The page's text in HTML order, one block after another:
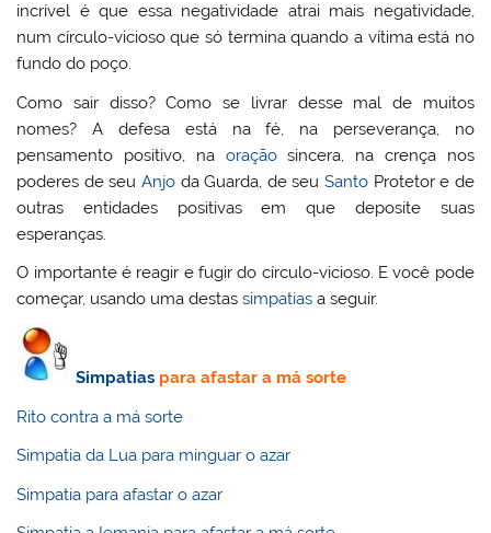
incrível é que essa negatividade atrai mais negatividade,
num círculo-vicioso que só termina quando a vítima está no
fundo do poço.
Como sair disso? Como se livrar desse mal de muitos
nomes? A defesa está na fé, na perseverança, no
pensamento positivo, na oraçãosincera, na crença nos
poderes de seu Anjo da Guarda, de seuSanto Protetor e de
outras entidades positivas em que deposite suas
esperanças.
O importante é reagir e fugir do círculo-vicioso. E você pode
começar, usando uma destassimpatias a seguir.
Simpatias para afastar a má sorte
Rito contra a má sorte
Simpatia da Lua para minguar o azar
Simpatia para afastar o azar